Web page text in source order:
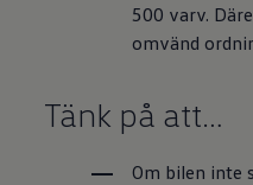
500 varv.
omvänd
Tänk på att…
Om bilen inte